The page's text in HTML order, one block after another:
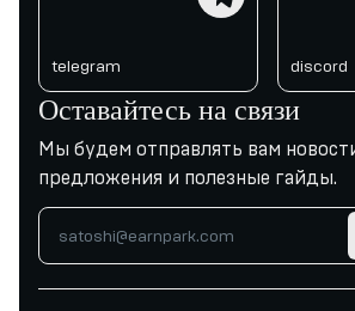
telegram discord
Оставайтесь на связи
Мы будем отправлять вам
предложения и полезные гайды.